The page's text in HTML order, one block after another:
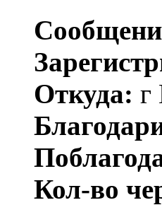
Откуда: г
Кол-во